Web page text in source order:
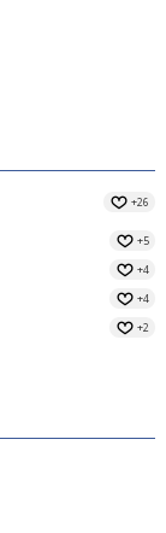
+26
+5
+4
+4
+2